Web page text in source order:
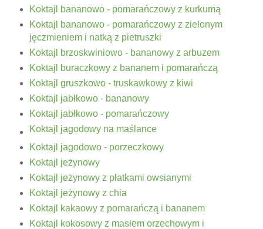
Koktajl bananowo - pomarańczowy z kurkumą
Koktajl bananowo - pomarańczowy z zielonym
jęczmieniem i natką z pietruszki
Koktajl brzoskwiniowo - bananowy z arbuzem
Koktajl buraczkowy z bananem i pomarańczą
Koktajl gruszkowo - truskawkowy z kiwi
Koktajl jabłkowo - bananowy
Koktajl jabłkowo - pomarańczowy
Koktajl jagodowy na maślance
Koktajl jagodowo - porzeczkowy
Koktajl jeżynowy
Koktajl jeżynowy z płatkami owsianymi
Koktajl jeżynowy z chia
Koktajl kakaowy z pomarańczą i bananem
Koktajl kokosowy z masłem orzechowym i